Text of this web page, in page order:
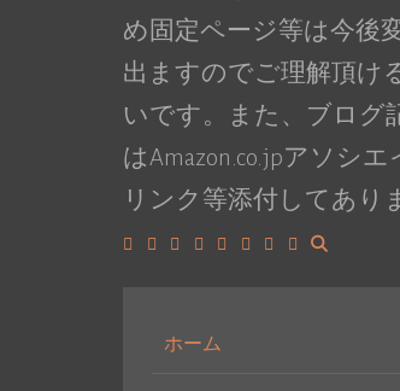
め固定ページ等は今後
出ますのでご理解頂け
いです。また、ブログ
はAmazon.co.jpアソシエ
リンク等添付してあり
ホーム